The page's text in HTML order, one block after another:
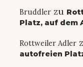
Bruddler zu
Platz, auf dem
Rottweiler Adler
autofreien